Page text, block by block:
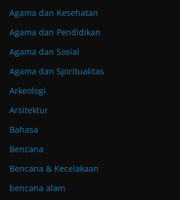
Agama dan Kesehatan
Agama dan Pendidikan
Agama dan Sosial
Agama dan Spiritualitas
Arkeologi
Arsitektur
Bahasa
Bencana
Bencana & Kecelakaan
bencana alam